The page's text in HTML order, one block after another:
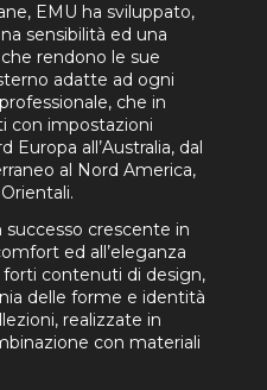
EMU ha sviluppato,
sensibilità ed una
rendono le sue
adatte ad ogni
che in
con impostazioni
Europa all’Australia, dal
al Nord America,
successo crescente in
ed all’eleganza
contenuti di design,
delle forme e identità
realizzate in
con materiali